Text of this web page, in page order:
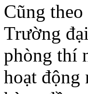
Cũng
Trường
phòng thí
hoạt động